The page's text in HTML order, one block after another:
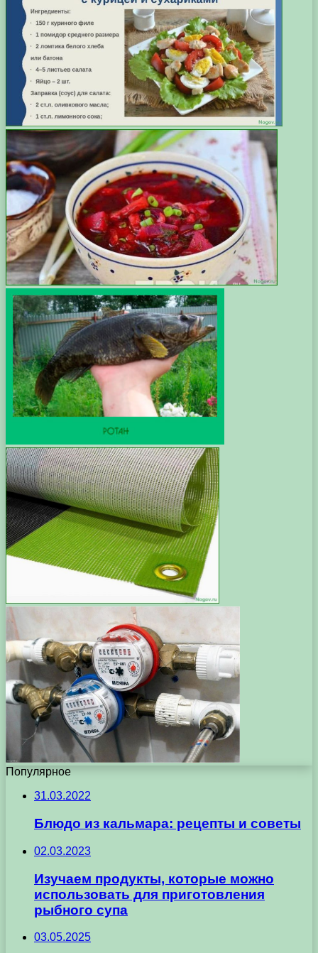
Популярное
31.03.2022
Блюдо из кальмара: рецепты и советы
02.03.2023
Изучаем продукты, которые можно
использовать для приготовления
рыбного супа
03.05.2025